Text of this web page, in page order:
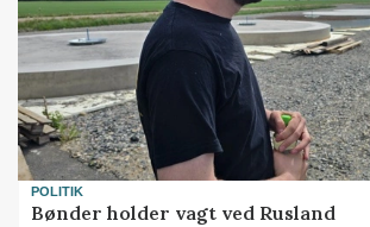
POLITIK
Bønder holder vagt ved Rusland